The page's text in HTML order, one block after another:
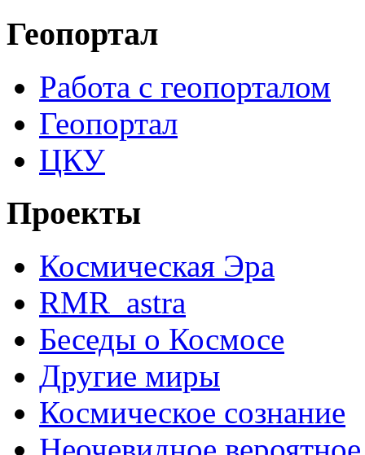
Геопортал
Работа с геопорталом
Геопортал
ЦКУ
Проекты
Космическая Эра
RMR_astra
Беседы о Космосе
Другие миры
Космическое сознание